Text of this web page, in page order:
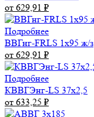
от 629,91 ₽
Подробнее
ВВГнг-FRLS 1х95 ж/з
от 629,91 ₽
Подробнее
КВВГЭнг-LS 37х2,5
от 633,25 ₽